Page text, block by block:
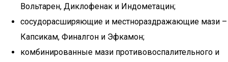
Вольтарен, Диклофенак и Индометацин;
сосудорасширяющие и местнораздражающие мази –
Капсикам, Финалгон и Эфкамон;
комбинированные мази противовоспалительного и